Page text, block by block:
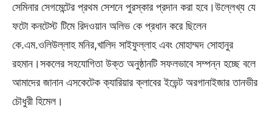
সেমিনার সেগমেন্টের প্রথম সেশনে পুরস্কার প্রদান করা হবে।উল্লেখ্য যে
ফটো কনটেস্ট টিমে রিদওয়ান অলিভ কে প্রধান করে ছিলেন
কে.এম.ওলিউল্লাহ মনির,খালিদ সাইফুল্লাহ এবং মোহাম্মদ সোহানুর
রহমান।সকলের সহযোগিতা উক্ত অনুষ্ঠানটি সফলভাবে সম্পন্ন হচ্ছে বলে
আমাদের জানান এসকেটেক ক্যারিয়ার ক্লাবের ইভেন্ট অরগানাইজার তানভীর
চৌধুরী হিমেল।